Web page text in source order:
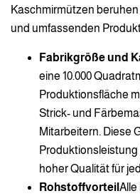
Kaschmirmützen
und umfassenden
Fabrikgröße und
eine 10.000
Produktionsfläche
Strick- und
Mitarbeitern. Diese
hoher Qualität für
Rohstoffvorteil Alle